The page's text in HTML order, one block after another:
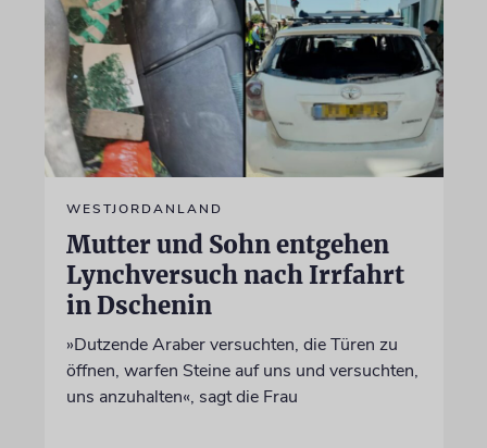
WESTJORDANLAND
Mutter und Sohn entgehen
Lynchversuch nach Irrfahrt
in Dschenin
»Dutzende Araber versuchten, die Türen zu
öffnen, warfen Steine auf uns und versuchten,
uns anzuhalten«, sagt die Frau